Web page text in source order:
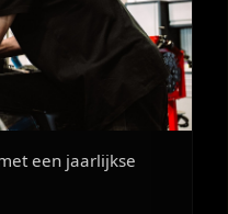
een jaarlijkse